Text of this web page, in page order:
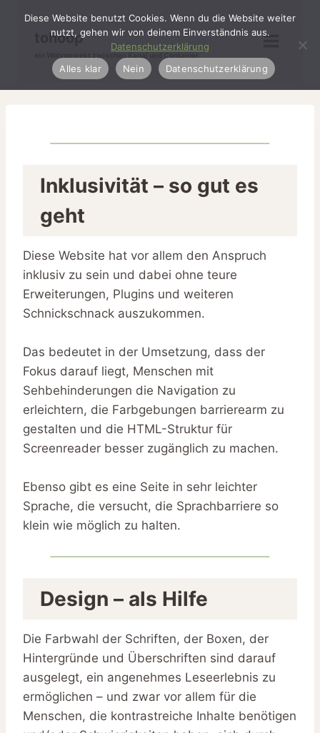
tohoop
Inklusivität – so gut es
geht
Diese Website hat vor allem den Anspruch
inklusiv zu sein und dabei ohne teure
Erweiterungen, Plugins und weiteren
Schnickschnack auszukommen.
Das bedeutet in der Umsetzung, dass der
Fokus darauf liegt, Menschen mit
Sehbehinderungen die Navigation zu
erleichtern, die Farbgebungen barrierearm zu
gestalten und die HTML-Struktur für
Screenreader besser zugänglich zu machen.
Ebenso gibt es eine Seite in sehr leichter
Sprache, die versucht, die Sprachbarriere so
klein wie möglich zu halten.
Design – als Hilfe
Die Farbwahl der Schriften, der Boxen, der
Hintergründe und Überschriften sind darauf
ausgelegt, ein angenehmes Leseerlebnis zu
ermöglichen – und zwar vor allem für die
Menschen, die kontrastreiche Inhalte benötigen
Diese Website benutzt Cookies. Wenn du die Website weiter
nutzt, gehen wir von deinem Einverständnis aus.
Datenschutzerklärung
Alles klar
Nein Datenschutzerklärung